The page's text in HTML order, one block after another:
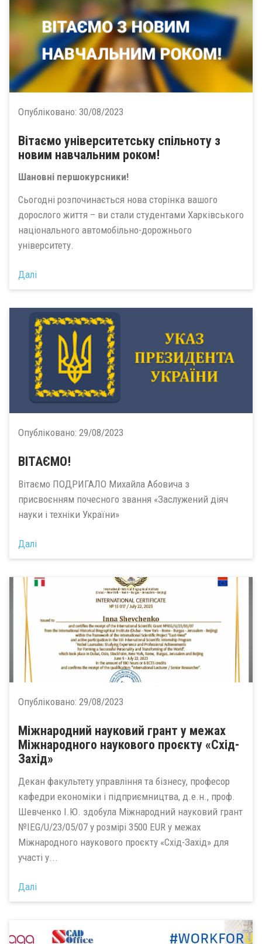
Опубліковано: 30/08/2023
Вітаємо університетську спільноту з
новим навчальним роком!
Шановні першокурсники!
Сьогодні розпочинається нова сторінка вашого
дорослого життя – ви стали студентами Харківського
національного автомобільно-дорожнього
університету.
Далі
Опубліковано: 29/08/2023
ВІТАЄМО!
Вітаємо ПОДРИГАЛО Михайла Абовича з
присвоєнням почесного звання «Заслужений діяч
науки і техніки України»
Далі
Опубліковано: 29/08/2023
Міжнародний науковий грант у межах
Міжнародного наукового проєкту «Схід-
Захід»
Декан факультету управління та бізнесу, професор
кафедри економіки і підприємництва, д.е.н., проф.
Шевченко І.Ю. здобула Міжнародний науковий грант
№IEG/U/23/05/07 у розмірі 3500 EUR у межах
Міжнародного наукового проєкту «Схід-Захід» для
участі у...
Далі